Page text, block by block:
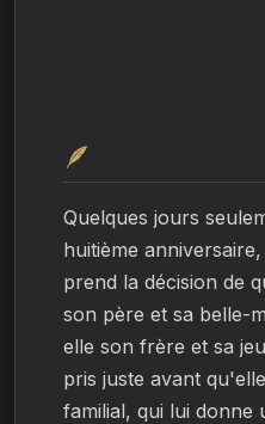
🪶
Quelques jours
huitième
prend la décision de
son père et sa belle-
elle son frère et sa
pris juste avant
familial, qui lui donne